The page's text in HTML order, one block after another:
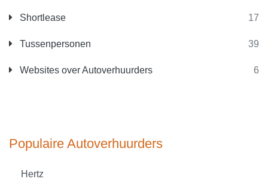
Shortlease 17
Tussenpersonen 39
Websites over Autoverhuurders 6
Populaire Autoverhuurders
Hertz